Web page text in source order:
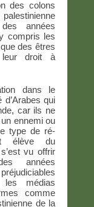
des colons
années
compris les
des êtres
droit à
dans le
qui
car ils ne
ennemi ou
type de ré-
élève du
vu offrir
années
médias
comme
de la